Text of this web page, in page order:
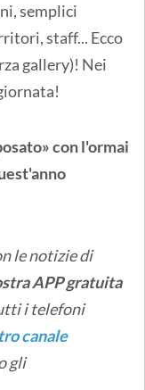
semplici
staff... Ecco
gallery)! Nei
con l'ormai
le notizie di
APP gratuita
i telefoni
canale
gli